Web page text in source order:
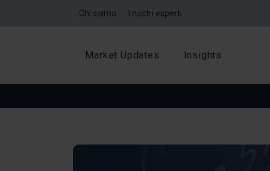
Chi siamo I nostri esperti
Market Updates Insights